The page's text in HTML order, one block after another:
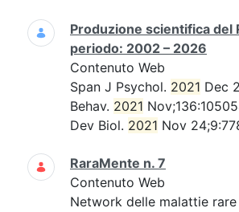
Produzione scientifica del
periodo: 2002 – 2026
Contenuto Web
Span J Psychol. 2021 Dec
Behav. 2021
Dev Biol. 2021 Nov
RaraMente n. 7
Contenuto Web
Network delle malattie rare